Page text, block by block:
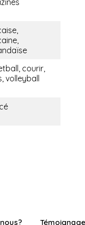
courir,
volleyball